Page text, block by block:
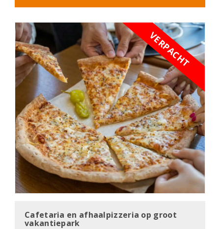
VERPACHT
Cafetaria en afhaalpizzeria op groot
vakantiepark